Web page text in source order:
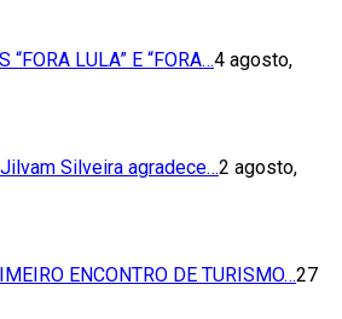
“FORA LULA” E “FORA…4 agosto,
Jilvam Silveira agradece…2 agosto,
ENCONTRO DE TURISMO…27